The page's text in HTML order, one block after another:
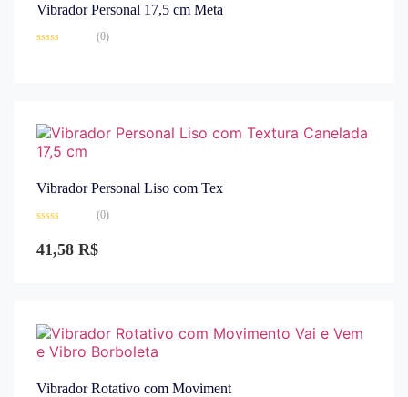
Vibrador Personal 17,5 cm Meta
(0)
Vibrador Personal Liso com Tex
0
de
(0)
41,58 R$
Vibrador Rotativo com Moviment